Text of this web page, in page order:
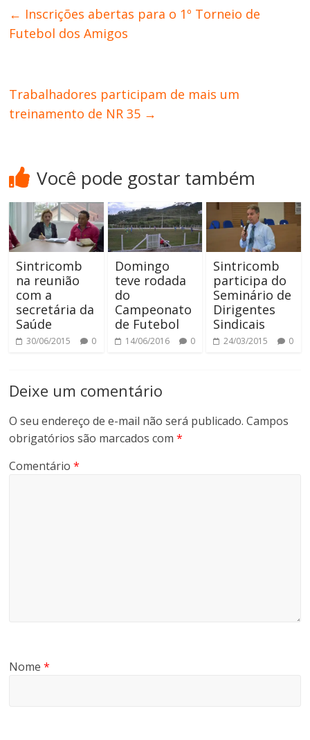
← Inscrições abertas para o 1º Torneio de
Futebol dos Amigos
Trabalhadores participam de mais um
treinamento de NR 35 →
Você pode gostar também
Sintricomb
na reunião
com a
secretária da
Saúde
30/06/2015 0
Domingo
teve rodada
do
Campeonato
de Futebol
14/06/2016 0
Sintricomb
participa do
Seminário de
Dirigentes
Sindicais
24/03/2015 0
Deixe um comentário
O seu endereço de e-mail não será publicado. Campos
obrigatórios são marcados com*
Comentário*
Nome*